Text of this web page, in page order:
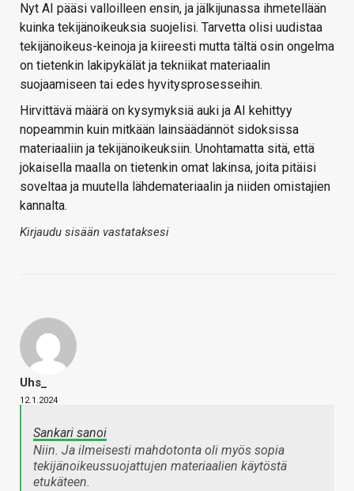
Nyt AI pääsi valloilleen ensin, ja jälkijunassa ihmetellään
kuinka tekijänoikeuksia suojelisi. Tarvetta olisi uudistaa
tekijänoikeus-keinoja ja kiireesti mutta tältä osin ongelma
on tietenkin lakipykälät ja tekniikat materiaalin
suojaamiseen tai edes hyvitysprosesseihin.
Hirvittävä määrä on kysymyksiä auki ja AI kehittyy
nopeammin kuin mitkään lainsäädännöt sidoksissa
materiaaliin ja tekijänoikeuksiin. Unohtamatta sitä, että
jokaisella maalla on tietenkin omat lakinsa, joita pitäisi
soveltaa ja muutella lähdemateriaalin ja niiden omistajien
kannalta.
Kirjaudu sisään vastataksesi
Uhs_
12.1.2024
Sankari sanoi
Niin. Ja ilmeisesti mahdotonta oli myös sopia
tekijänoikeussuojattujen materiaalien käytöstä
etukäteen.